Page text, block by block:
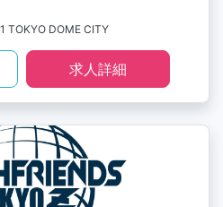
TOKYO DOME CITY
求人詳細